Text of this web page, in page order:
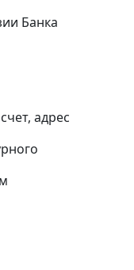
Банка
адрес